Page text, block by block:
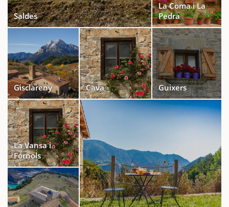
Saldes
La Coma i La
Pedra
Gisclareny Cava Guixers
La Vansa i
Fórnols